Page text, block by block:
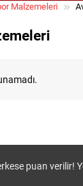
Malzemeleri
puan verilir!